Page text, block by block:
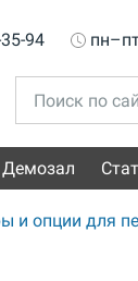
94
Демозал
и опции для